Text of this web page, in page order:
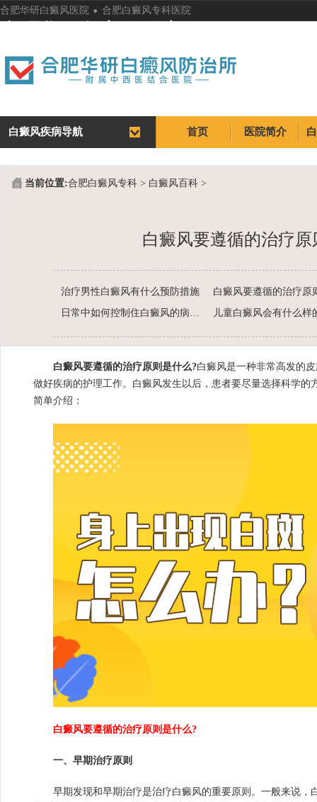
合肥华研白癜风医院 . 合肥白癜风专科医院
首页
首页
医院简介
医院简介
白癜风疾病导航
当前位置:合肥白癜风专科 > 白癜风百科 >
白癜风要遵循的治疗原
治疗男性白癜风有什么预防措施
白癜风要遵循的治疗原
日常中如何控制住白癜风的病情呢
儿童白癜风会有什么样
白癜风要遵循的治疗原则是什么?白癜风是一种非常高发的
做好疾病的护理工作。白癜风发生以后，患者要尽量选择科学的
简单介绍：
白癜风要遵循的治疗原则是什么?
一、早期治疗原则
早期发现和早期治疗是治疗白癜风的重要原则。一般来说，